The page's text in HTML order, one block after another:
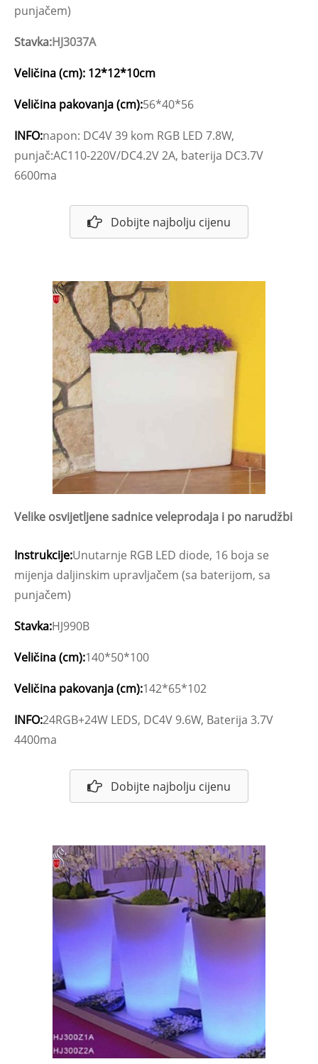
punjačem)
Stavka:HJ3037A
Veličina (cm): 12*12*10cm
Veličina pakovanja (cm):56*40*56
INFO:napon: DC4V 39 kom RGB LED 7.8W,
punjač:AC110-220V/DC4.2V 2A, baterija DC3.7V
6600ma
Dobijte najbolju cijenu
Velike osvijetljene sadnice veleprodaja i po narudžbi
Instrukcije:Unutarnje RGB LED diode, 16 boja se
mijenja daljinskim upravljačem (sa baterijom, sa
punjačem)
Stavka:HJ990B
Veličina (cm):140*50*100
Veličina pakovanja (cm):142*65*102
INFO:24RGB+24W LEDS, DC4V 9.6W, Baterija 3.7V
4400ma
Dobijte najbolju cijenu